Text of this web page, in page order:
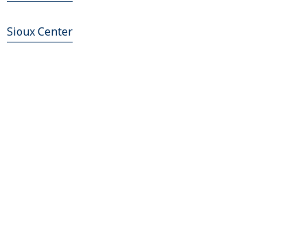
Sioux Center